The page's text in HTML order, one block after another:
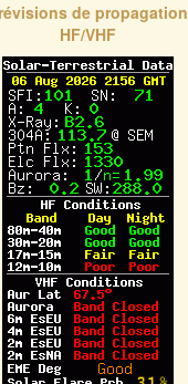
de propagation
HF/VHF